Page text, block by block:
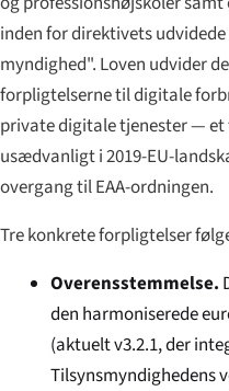
inden for direktivets
myndighed". Loven udvider
forpligtelserne til digitale
private digitale tjenester — et
usædvanligt i 2019-EU-
overgang til EAA-ordningen.
Tre konkrete forpligtelser
Overensstemmelse.
den harmoniserede
(aktuelt v3.2.1, der
Tilsynsmyndighedens